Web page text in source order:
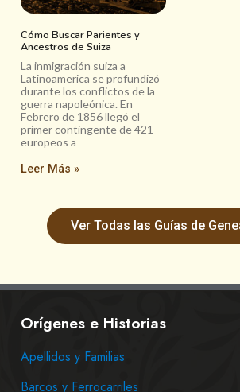
Cómo Buscar Parientes y
Ancestros de Suiza
La inmigración suiza a
Latinoamerica se profundizó
durante los conflictos de la
guerra napoleónica. En
Febrero de 1856 llegó el
primer contingente de 421
europeos a
Leer Más »
Ver Todas las Guías de
Orígenes e Historias
Apellidos y Familias
Barcos y Ferrocarriles